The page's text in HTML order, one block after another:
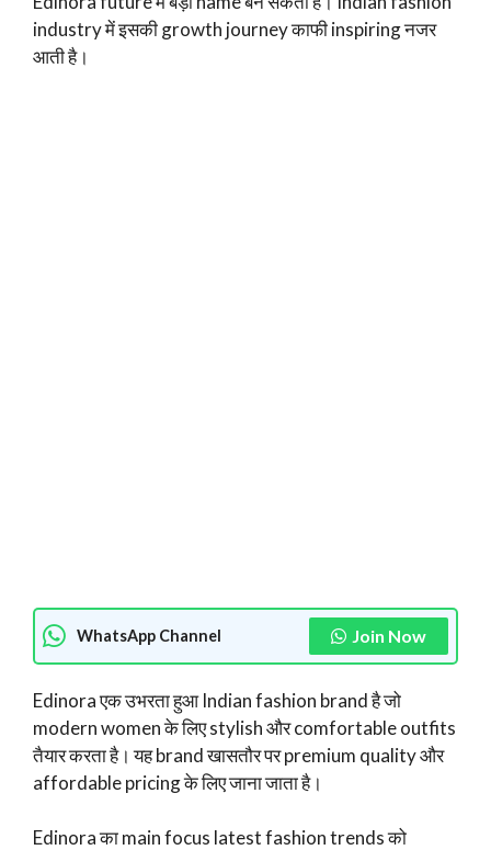
industry में इसकी growth journey काफी inspiring नजर
आती है।
WhatsApp Channel Join Now
Edinora एक उभरता हुआ Indian fashion brand है जो
modern women के लिए stylish और comfortable outfits
तैयार करता है। यह brand खासतौर पर premium quality और
affordable pricing के लिए जाना जाता है।
Edinora का main focus latest fashion trends को